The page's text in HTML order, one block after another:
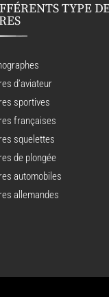
TYPE
d’aviateur
sportives
françaises
squelettes
de plongée
automobiles
allemandes